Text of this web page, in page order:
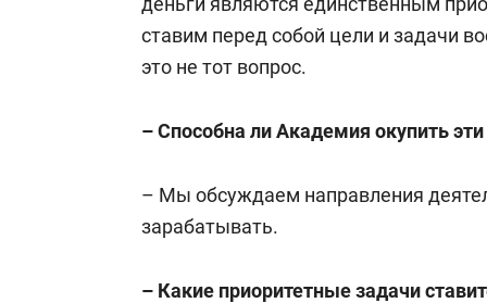
ставим перед собой цели и задачи
это не тот вопрос.
– Способна ли Академия окупить
– Мы обсуждаем направления
зарабатывать.
– Какие приоритетные задачи